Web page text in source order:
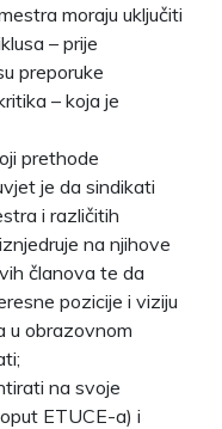
moraju uključiti
– prije
preporuke
– koja je
prethode
je da sindikati
i različitih
na njihove
članova te da
pozicije i viziju
u obrazovnom
na svoje
ETUCE-a) i